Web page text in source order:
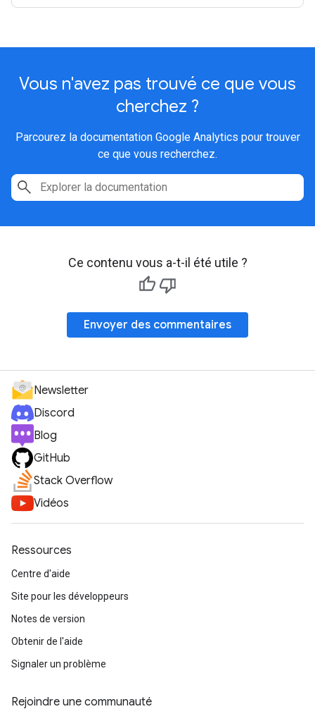
Vous n'avez pas trouvé ce que vous
cherchez ?
Parcourez la documentation Google Analytics pour trouver
ce que vous recherchez.
Ce contenu vous a-t-il été utile ?
Envoyer des commentaires
Newsletter
Discord
Blog
GitHub
Stack Overflow
Vidéos
Ressources
Centre d'aide
Site pour les développeurs
Notes de version
Obtenir de l'aide
Signaler un problème
Rejoindre une communauté